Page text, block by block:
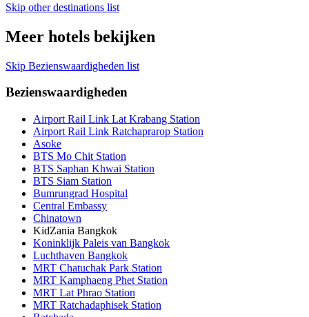
Skip other destinations list
Meer hotels bekijken
Skip Bezienswaardigheden list
Bezienswaardigheden
Airport Rail Link Lat Krabang Station
Airport Rail Link Ratchaprarop Station
Asoke
BTS Mo Chit Station
BTS Saphan Khwai Station
BTS Siam Station
Bumrungrad Hospital
Central Embassy
Chinatown
KidZania Bangkok
Koninklijk Paleis van Bangkok
Luchthaven Bangkok
MRT Chatuchak Park Station
MRT Kamphaeng Phet Station
MRT Lat Phrao Station
MRT Ratchadaphisek Station